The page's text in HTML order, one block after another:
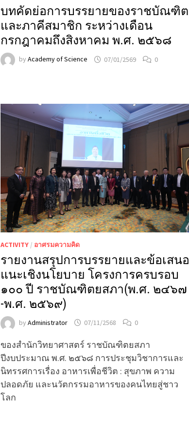
บทคัดย่อการบรรยายของราชบัณฑิต
และภาคีสมาชิก ระหว่างเดือน
กรกฎาคมถึงสิงหาคม พ.ศ. ๒๕๖๘
byAcademy of Science 07/01/2569 0
ACTIVITY / อาศรมความคิด
รายงานสรุปการบรรยายและข้อเสนอ
แนะเชิงนโยบาย โครงการครบรอบ
๑๐๐ ปี ราชบัณฑิตยสภา(พ.ศ. ๒๔๖๗
-พ.ศ. ๒๕๖๙)
byAdministrator 07/11/2568 0
ของสํานักวิทยาศาสตร์ ราชบัณฑิตยสภา
ปีงบประมาณ พ.ศ. ๒๕๖๘ การประชุมวิชาการและ
นิทรรศการเรื่อง อาหารเพื่อชีวิต : สุขภาพ ความ
ปลอดภัย และนวัตกรรมอาหารของคนไทยสู่ชาว
โลก